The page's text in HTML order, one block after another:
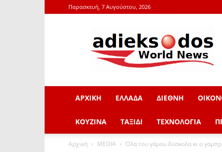
Παρασκευή, 7 Αυγούστου, 2026
adieksodos.gr
ΑΡΧΙΚΗ ΕΛΛΑΔΑ ΔΙΕΘΝΗ
ΚΟΥΖΙΝΑ ΤΑΞΙΔΙ ΤΕΧΝΟΛΟΓΙΑ
Αρχική MEDIA Όλα του γάμου δύσκολα κι ο